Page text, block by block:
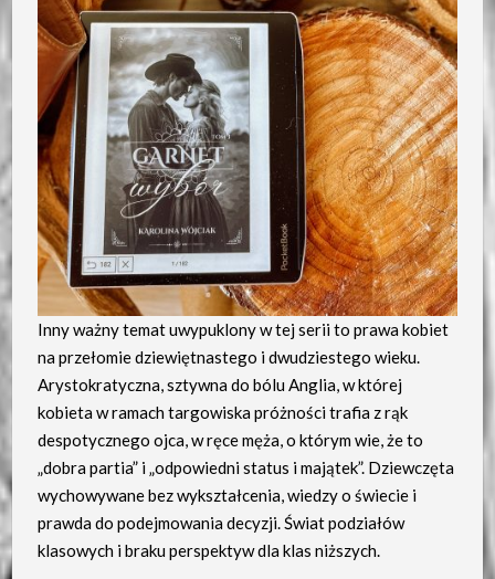
Inny ważny temat uwypuklony w tej serii to prawa kobiet
na przełomie dziewiętnastego i dwudziestego wieku.
Arystokratyczna, sztywna do bólu Anglia, w której
kobieta w ramach targowiska próżności trafia z rąk
despotycznego ojca, w ręce męża, o którym wie, że to
„dobra partia” i „odpowiedni status i majątek”. Dziewczęta
wychowywane bez wykształcenia, wiedzy o świecie i
prawda do podejmowania decyzji. Świat podziałów
klasowych i braku perspektyw dla klas niższych.